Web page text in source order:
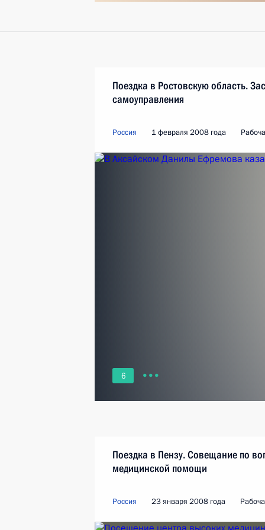
Поездка в Ростовскую область.
самоуправления
Россия 1 февраля 2008 года
6
Поездка в Пензу. Совещание по
медицинской помощи
Россия 23 января 2008 года